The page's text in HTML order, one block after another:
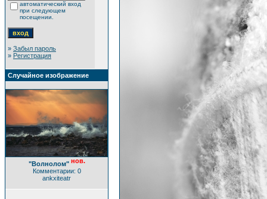
автоматический вход
при следующем
посещении.
» Забыл пароль
» Регистрация
Случайное изображение
"Волнолом" нов.
Комментарии: 0
ankxiteatr